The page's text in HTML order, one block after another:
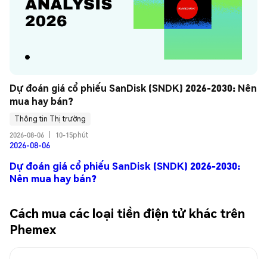
Dự đoán giá cổ phiếu SanDisk (SNDK) 2026-2030: Nên
mua hay bán?
Thông tin Thị trường
2026-08-06
10-15phút
2026-08-06
Dự đoán giá cổ phiếu SanDisk (SNDK) 2026-2030:
Nên mua hay bán?
Cách mua các loại tiền điện tử khác trên
Phemex